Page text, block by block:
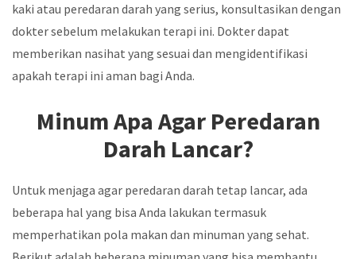
kaki atau peredaran darah yang serius, konsultasikan dengan
dokter sebelum melakukan terapi ini. Dokter dapat
memberikan nasihat yang sesuai dan mengidentifikasi
apakah terapi ini aman bagi Anda.
Minum Apa Agar Peredaran
Darah Lancar?
Untuk menjaga agar peredaran darah tetap lancar, ada
beberapa hal yang bisa Anda lakukan termasuk
memperhatikan pola makan dan minuman yang sehat.